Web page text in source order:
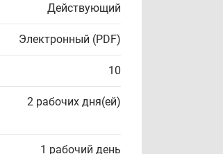
Действующий
Электронный (PDF)
10
2 рабочих дня(ей)
1 рабочий день